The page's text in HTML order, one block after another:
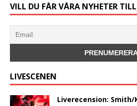
VILL DU FÅR VÅRA NYHETER
LIVESCENEN
Liverecension: